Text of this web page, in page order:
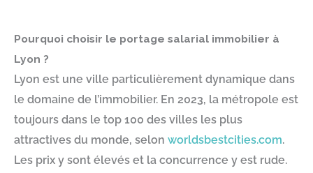
Pourquoi choisir le portage salarial immobilier à
Lyon ?
Lyon est une ville particulièrement dynamique dans
le domaine de l’immobilier. En 2023, la métropole est
toujours dans le top 100 des villes les plus
attractives du monde, selon worldsbestcities.com.
Les prix y sont élevés et la concurrence y est rude.